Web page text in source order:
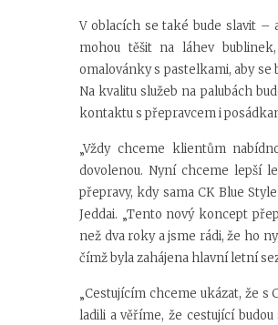
V oblacích se také bude slavit –
mohou těšit na láhev
omalovánky s pastelkami, aby se
Na kvalitu služeb na palubách
kontaktu s přepravcem i
„Vždy chceme klientům
dovolenou. Nyní chceme lepší
přepravy, kdy sama CK Blue
Jeddai. „Tento nový koncept
než dva roky a jsme rádi, že ho
čímž byla zahájena hlavní letní
„Cestujícím chceme ukázat, že s
ladili a věříme, že cestující